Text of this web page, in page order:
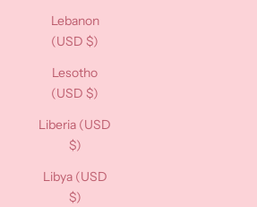
Lebanon
(USD $)
Lesotho
(USD $)
Liberia (USD
$)
Libya (USD
$)